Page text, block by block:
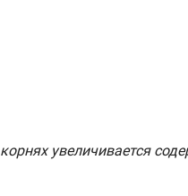
увеличивается